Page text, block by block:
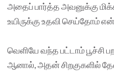
அதைப் பார்த்த அவனுக்கு
உயிருக்கு உதவி செய்தோம்
வெளியே வந்த பட்டாம் பூச்சி
ஆனால், அதன் சிறகுகளில்